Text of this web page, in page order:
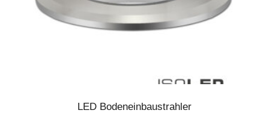
LED Bodeneinbaustrahler